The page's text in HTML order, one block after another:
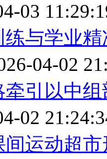
03
练与学业
04-02
引以中
02
运动超